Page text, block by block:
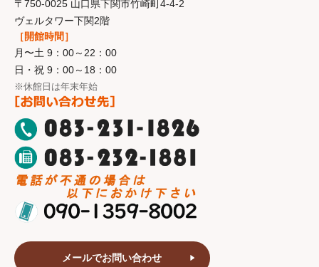
〒750-0025 山口県下関市竹崎町4-4-2
ヴェルタワー下関2階
［開館時間］
月〜土 9：00～22：00
日・祝 9：00～18：00
※休館日は年末年始
メールでお問い合わせ